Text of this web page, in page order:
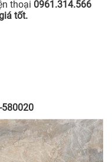
thoại 0961.314.566
tốt.
580020